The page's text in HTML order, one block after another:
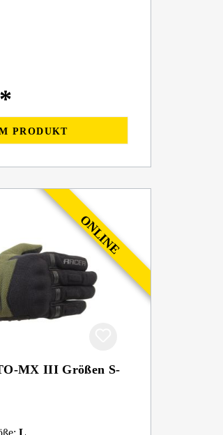
PRODUKT
MX III Größen S-
L